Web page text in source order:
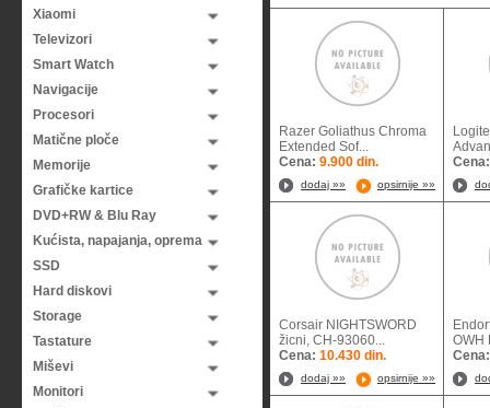
Xiaomi
Televizori
Smart Watch
Navigacije
Procesori
Matične ploče
Memorije
Grafičke kartice
DVD+RW & Blu Ray
Kućista, napajanja, oprema
SSD
Hard diskovi
Storage
Tastature
Miševi
Monitori
Razer Goliathus Chroma
Extended Sof...
Cena: 9.900 din.
dodaj »» opsirnije »»
Corsair NIGHTSWORD
žicni, CH-93060...
Cena: 10.430 din.
dodaj »» opsirnije »»
OWH